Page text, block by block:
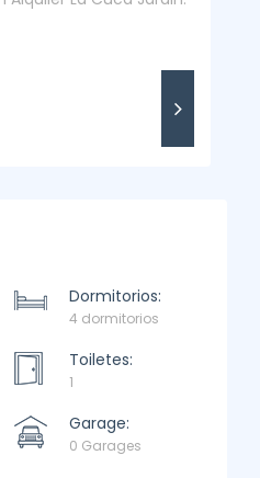
Dormitorios:
4 dormitorios
Toiletes:
1
Garage:
0 Garages